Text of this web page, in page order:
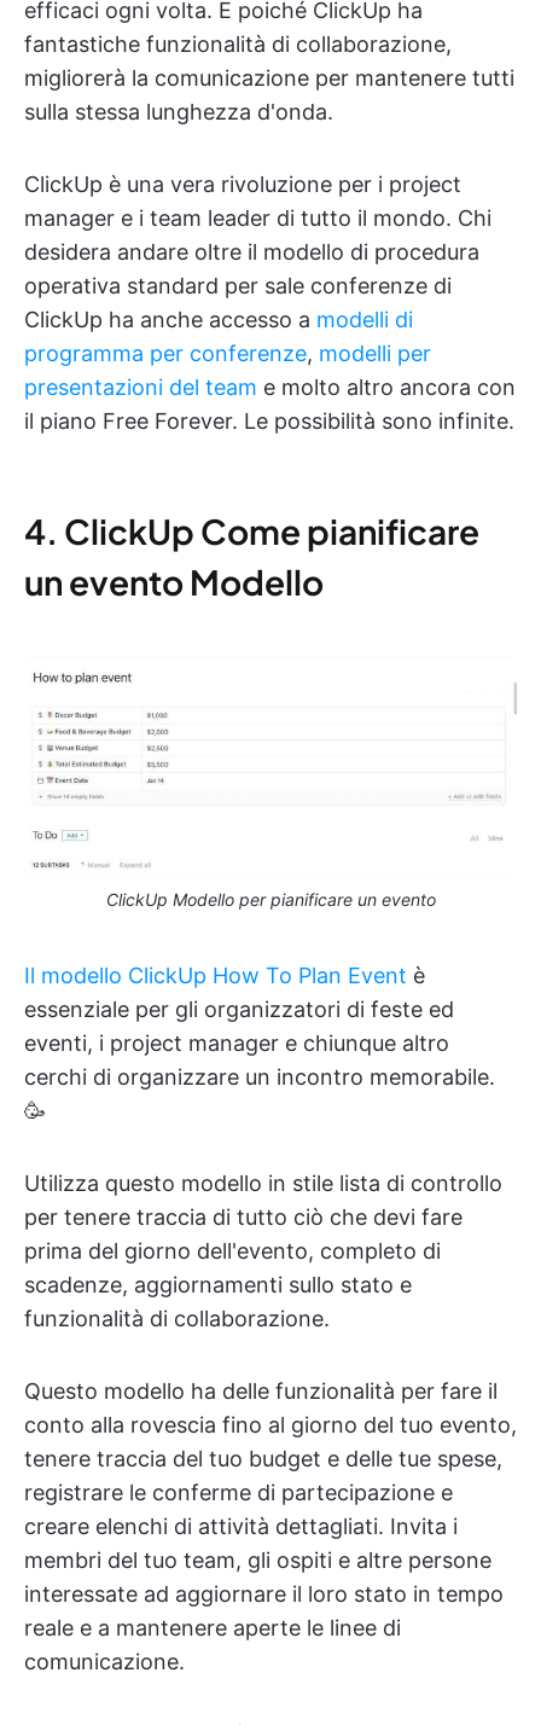
efficaci ogni volta. E poiché ClickUp ha
fantastiche funzionalità di collaborazione,
migliorerà la comunicazione per mantenere tutti
sulla stessa lunghezza d'onda.
ClickUp è una vera rivoluzione per i project
manager e i team leader di tutto il mondo. Chi
desidera andare oltre il modello di procedura
operativa standard per sale conferenze di
ClickUp ha anche accesso a modelli di
programma per conferenze, modelli per
presentazioni del team e molto altro ancora con
il piano Free Forever. Le possibilità sono infinite.
4. ClickUp Come pianificare
un evento Modello
ClickUp Modello per pianificare un evento
Il modello ClickUp How To Plan Event è
essenziale per gli organizzatori di feste ed
eventi, i project manager e chiunque altro
cerchi di organizzare un incontro memorabile.
🥳
Utilizza questo modello in stile lista di controllo
per tenere traccia di tutto ciò che devi fare
prima del giorno dell'evento, completo di
scadenze, aggiornamenti sullo stato e
funzionalità di collaborazione.
Questo modello ha delle funzionalità per fare il
conto alla rovescia fino al giorno del tuo evento,
tenere traccia del tuo budget e delle tue spese,
registrare le conferme di partecipazione e
creare elenchi di attività dettagliati. Invita i
membri del tuo team, gli ospiti e altre persone
interessate ad aggiornare il loro stato in tempo
reale e a mantenere aperte le linee di
comunicazione.